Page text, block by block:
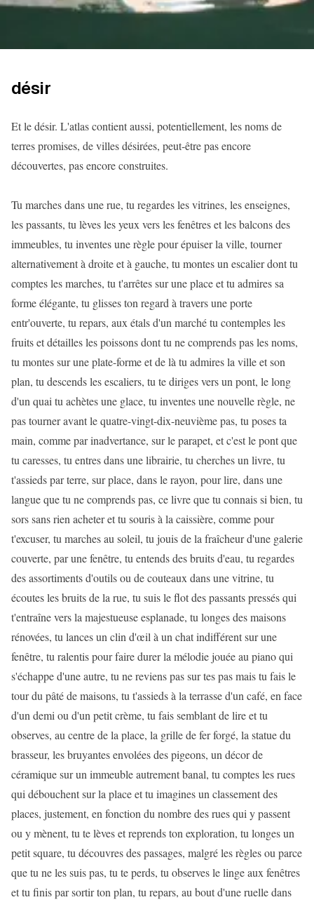
désir
Et le désir. L'atlas contient aussi, potentiellement, les noms de
terres promises, de villes désirées, peut-être pas encore
découvertes, pas encore construites.
Tu marches dans une rue, tu regardes les vitrines, les enseignes,
les passants, tu lèves les yeux vers les fenêtres et les balcons des
immeubles, tu inventes une règle pour épuiser la ville, tourner
alternativement à droite et à gauche, tu montes un escalier dont tu
comptes les marches, tu t'arrêtes sur une place et tu admires sa
forme élégante, tu glisses ton regard à travers une porte
entr'ouverte, tu repars, aux étals d'un marché tu contemples les
fruits et détailles les poissons dont tu ne comprends pas les noms,
tu montes sur une plate-forme et de là tu admires la ville et son
plan, tu descends les escaliers, tu te diriges vers un pont, le long
d'un quai tu achètes une glace, tu inventes une nouvelle règle, ne
pas tourner avant le quatre-vingt-dix-neuvième pas, tu poses ta
main, comme par inadvertance, sur le parapet, et c'est le pont que
tu caresses, tu entres dans une librairie, tu cherches un livre, tu
t'assieds par terre, sur place, dans le rayon, pour lire, dans une
langue que tu ne comprends pas, ce livre que tu connais si bien, tu
sors sans rien acheter et tu souris à la caissière, comme pour
t'excuser, tu marches au soleil, tu jouis de la fraîcheur d'une galerie
couverte, par une fenêtre, tu entends des bruits d'eau, tu regardes
des assortiments d'outils ou de couteaux dans une vitrine, tu
écoutes les bruits de la rue, tu suis le flot des passants pressés qui
t'entraîne vers la majestueuse esplanade, tu longes des maisons
rénovées, tu lances un clin d'œil à un chat indifférent sur une
fenêtre, tu ralentis pour faire durer la mélodie jouée au piano qui
s'échappe d'une autre, tu ne reviens pas sur tes pas mais tu fais le
tour du pâté de maisons, tu t'assieds à la terrasse d'un café, en face
d'un demi ou d'un petit crème, tu fais semblant de lire et tu
observes, au centre de la place, la grille de fer forgé, la statue du
brasseur, les bruyantes envolées des pigeons, un décor de
céramique sur un immeuble autrement banal, tu comptes les rues
qui débouchent sur la place et tu imagines un classement des
places, justement, en fonction du nombre des rues qui y passent
ou y mènent, tu te lèves et reprends ton exploration, tu longes un
petit square, tu découvres des passages, malgré les règles ou parce
que tu ne les suis pas, tu te perds, tu observes le linge aux fenêtres
et tu finis par sortir ton plan, tu repars, au bout d'une ruelle dans